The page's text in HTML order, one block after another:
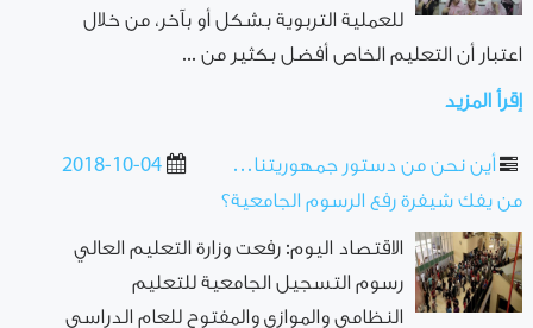
للعملية التربوية بشكل أو بآخر، من خلال
اعتبار أن التعليم الخاص أفضل بكثير من ...
إقرأ المزيد
2018-10-04
أين نحن من دستور جمهوريتنا…
من يفك شيفرة رفع الرسوم الجامعية؟
الاقتصاد اليوم: رفعت وزارة التعليم العالي
رسوم التسجيل الجامعية للتعليم
النظامي والموازي والمفتوح للعام الدراسي